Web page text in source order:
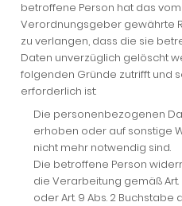
betroffene Person hat das
Verordnungsgeber gewährte
zu verlangen, dass die sie
Daten unverzüglich gelöscht
folgenden Gründe zutrifft und
erforderlich ist:
Die personenbezogenen
erhoben oder auf sonstige
nicht mehr notwendig sind.
Die betroffene Person
die Verarbeitung gemäß Art.
oder Art. 9 Abs. 2 Buchstabe